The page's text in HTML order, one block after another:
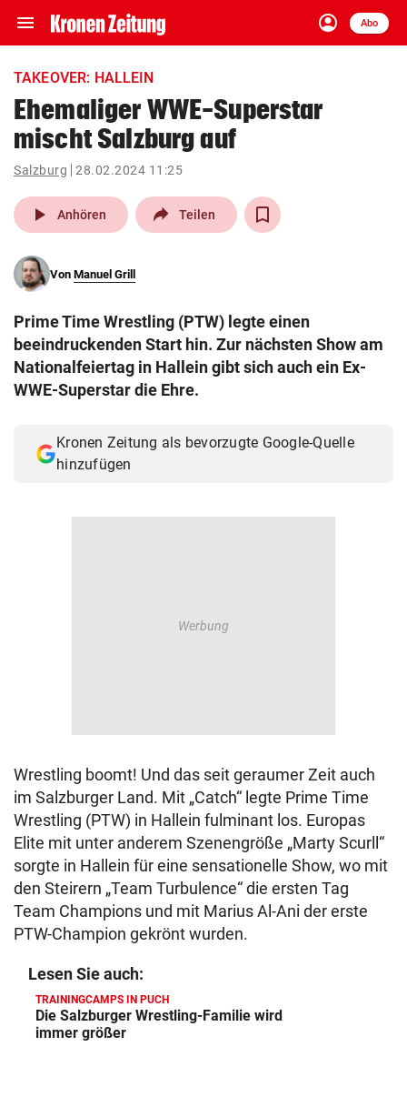
menu Navigation
ein-/ausklappen
account_circle
Anmelden
Abo
close Schließen
account_circle Anmelden
pin_drop
Wien arrow_right
search
eingeben
Muthgasse 2, 1190 Wien
TAKEOVER: HALLEIN
Ehemaliger WWE-Superstar
mischt Salzburg auf
Salzburg 28.02.2024 11:25
play_arrow Anhören Teilen
Von Manuel Grill
Prime Time Wrestling (PTW) legte einen
beeindruckenden Start hin. Zur nächsten Show am
Nationalfeiertag in Hallein gibt sich auch ein Ex-
WWE-Superstar die Ehre.
Kronen Zeitung als bevorzugte Google-Quelle
hinzufügen
Wrestling boomt! Und das seit geraumer Zeit auch
im Salzburger Land. Mit „Catch“ legte Prime Time
Wrestling (PTW) in Hallein fulminant los. Europas
Elite mit unter anderem Szenengröße „Marty Scurll“
sorgte in Hallein für eine sensationelle Show, wo mit
den Steirern „Team Turbulence“ die ersten Tag
Team Champions und mit Marius Al-Ani der erste
PTW-Champion gekrönt wurden.
Lesen Sie auch:
TRAININGCAMPS IN PUCH
Die Salzburger Wrestling-Familie wird
immer größer